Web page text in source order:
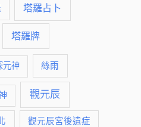
塔羅占卜
塔羅牌
元神 絲雨
觀元辰
觀元辰宮後遺症